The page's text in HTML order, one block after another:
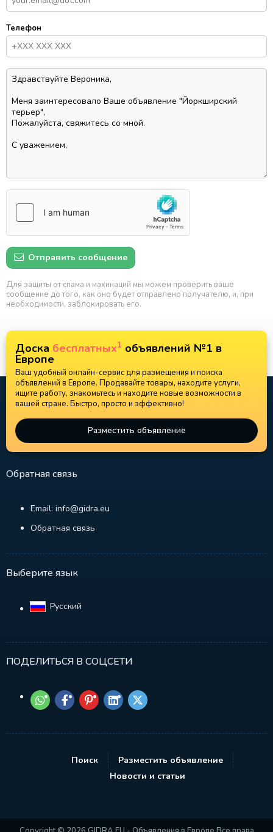
Телефон
Отправить сообщение
Для защиты от спама и махинаций мы можем проверить ваше
сообщение до того, как оно будет отправлено получателю, и, при
необходимости, заблокировать его.
Доска бесплатных1 объявлений №1 в
Европе
Ваш удобный онлайн-сервис для размещения и поиска
объявлений в Европе. Продавайте товары, находите услуги,
ищите работу, знакомьтесь и находите новые возможности в
вашей стране. Быстро, просто и эффективно!
Разместить объявление
Обратная связь
Email: info@gidra.eu
Обратная связь
Выберите язык
Русский‎
ПОДЕЛИТЬСЯ В СОЦСЕТИ
Поиск
Разместить объявление
Новости и статьи